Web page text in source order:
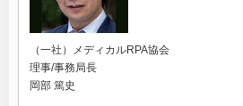
（一社）メディカルRPA協会
理事/事務局長
岡部 篤史